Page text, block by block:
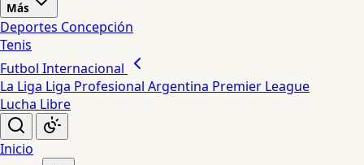
Más
Deportes Concepción
Tenis
Futbol Internacional
La Liga Liga Profesional Argentina Premier League
Lucha Libre
Inicio